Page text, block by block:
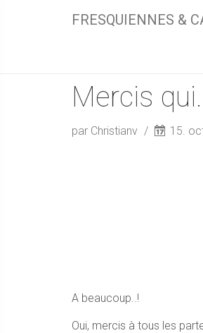
FRESQUIENNES &
Mercis
par Christianv 15.
A beaucoup..!
Oui, mercis à tous les